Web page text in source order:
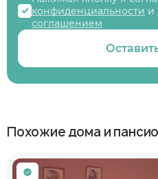
конфиденциальности и
соглашением
Похожие дома и